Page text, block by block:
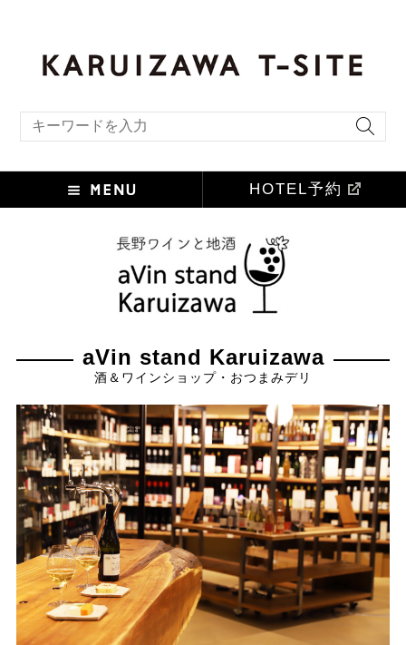
HOTEL予約
aVin stand Karuizawa
酒＆ワインショップ・おつまみデリ